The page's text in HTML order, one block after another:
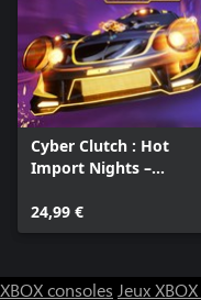
Cyber Clutch : Hot
Import Nights –
24,99 €
XBOX consoles Jeux XBOX